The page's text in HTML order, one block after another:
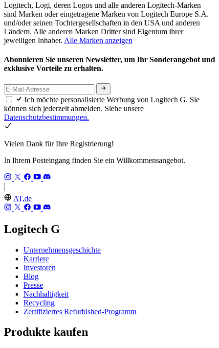
Logitech, Logi, deren Logos und alle anderen Logitech-Marken
sind Marken oder eingetragene Marken von Logitech Europe S.A.
und/oder seinen Tochtergesellschaften in den USA und anderen
Ländern. Alle anderen Marken Dritter sind Eigentum ihrer
jeweiligen Inhaber. Alle Marken anzeigen
Abonnieren Sie unseren Newsletter, um Ihr Sonderangebot und
exklusive Vorteile zu erhalten.
Ich möchte personalisierte Werbung von Logitech G. Sie
können sich jederzeit abmelden. Siehe unsere
Datenschutzbestimmungen.
Vielen Dank für Ihre Registrierung!
In Ihrem Posteingang finden Sie ein Willkommensangebot.
AT,de
Logitech G
Unternehmensgeschichte
Karriere
Investoren
Blog
Presse
Nachhaltigkeit
Recycling
Zertifiziertes Refurbished-Programm
Produkte kaufen